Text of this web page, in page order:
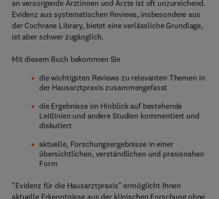
an versorgende Ärztinnen und Ärzte ist oft unzureichend.
Evidenz aus systematischen Reviews, insbesondere aus
der Cochrane Library, bietet eine verlässliche Grundlage,
ist aber schwer zugänglich.
Mit diesem Buch bekommen Sie
die wichtigsten Reviews zu relevanten Themen in
der Hausarztpraxis zusammengefasst
die Ergebnisse im Hinblick auf bestehende
Leitlinien und andere Studien kommentiert und
diskutiert
aktuelle, Forschungsergebnisse in einer
übersichtlichen, verständlichen und praxisnahen
Form
"Evidenz für die Hausarztpraxis" ermöglicht Ihnen
aktuelle Erkenntnisse aus der klinischen Forschung ohne